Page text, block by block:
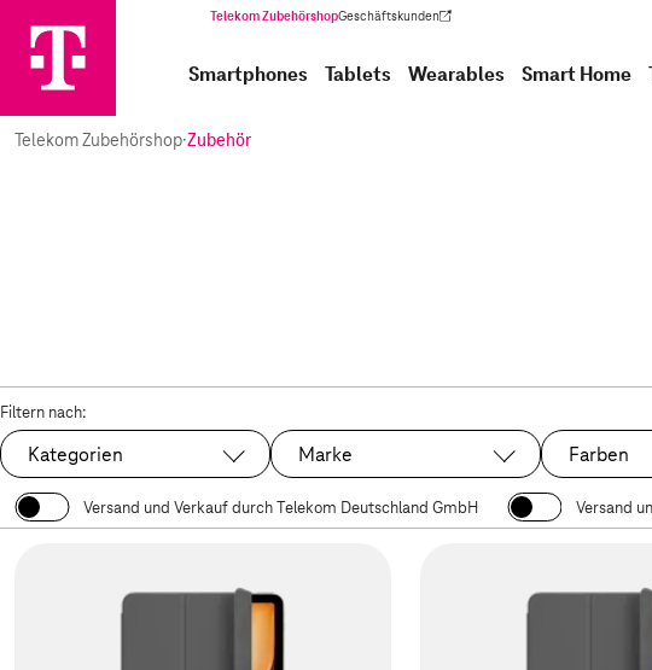
Telekom ZubehörshopGeschäftskunden
(Wird in einem neuen Tab geöffnet)
Smartphones Tablets Wearables Smart Home
Telekom Zubehörshop·Zubehör
Filtern nach:
Kategorien Marke Farben
Versand und Verkauf durch Telekom Deutschland GmbH Versand